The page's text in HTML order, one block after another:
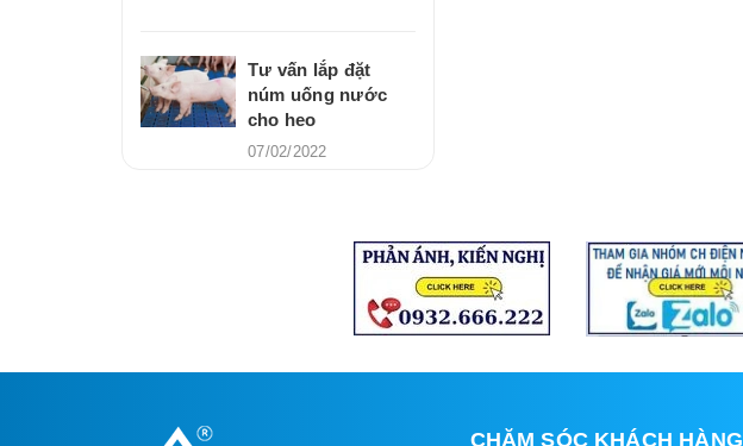
Tư vấn lắp đặt
núm uống nước
cho heo
07/02/2022
CHĂM SÓC KHÁCH HÀNG